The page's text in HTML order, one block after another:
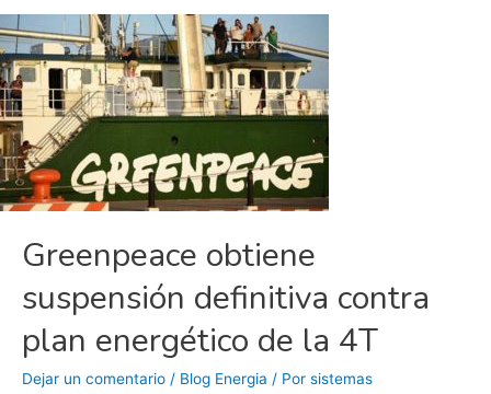
Greenpeace obtiene
suspensión definitiva contra
plan energético de la 4T
Dejar un comentario / Blog Energia / Por sistemas